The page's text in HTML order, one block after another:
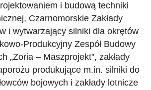
i budową techniki
Czarnomorskie Zakłady
i wytwarzający silniki dla okrętów
Produkcyjny Zespół Budowy
„Zoria – Maszprojekt”, zakłady
produkujące m.in. silniki do
bojowych i zakłady lotnicze